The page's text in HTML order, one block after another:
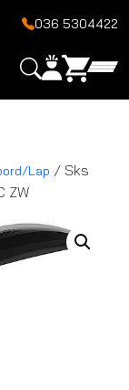
036 5304422
Lap / Sks
ZW